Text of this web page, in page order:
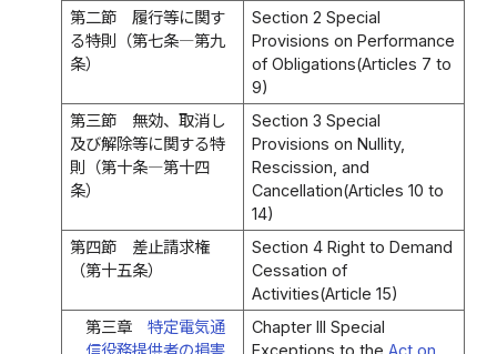
第二節 履行等に関す
る特則（第七条―第九
条）
Section 2 Special
Provisions on Performance
of Obligations(Articles 7 to
9)
第三節 無効、取消し
及び解除等に関する特
則（第十条―第十四
条）
Section 3 Special
Provisions on Nullity,
Rescission, and
Cancellation(Articles 10 to
14)
第四節 差止請求権
（第十五条）
Section 4 Right to Demand
Cessation of
Activities(Article 15)
第三章特定電気通
信役務提供者の損害
Chapter III Special
Exceptions to the Act on